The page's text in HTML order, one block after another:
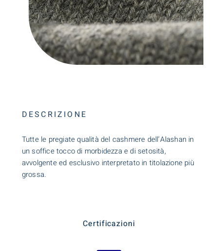
DESCRIZIONE
Tutte le pregiate qualità del cashmere dell’Alashan in
un soffice tocco di morbidezza e di setosità,
avvolgente ed esclusivo interpretato in titolazione più
grossa.
Certificazioni